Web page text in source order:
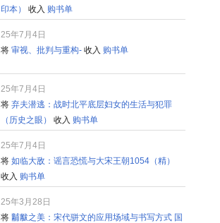
印本）
收入 购书单
25年7月4日
将 审视、批判与重构- 收入 购书单
25年7月4日
将 弃夫潜逃：战时北平底层妇女的生活与犯罪
（历史之眼）
收入 购书单
25年7月4日
将 如临大敌：谣言恐慌与大宋王朝1054（精）
收入 购书单
25年3月28日
将 黼黻之美：宋代骈文的应用场域与书写方式 国